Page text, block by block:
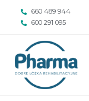
660 489 944
600 291 095